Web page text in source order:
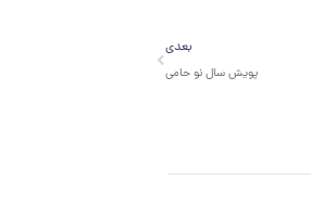
بعدی
پویش سال نو حامی